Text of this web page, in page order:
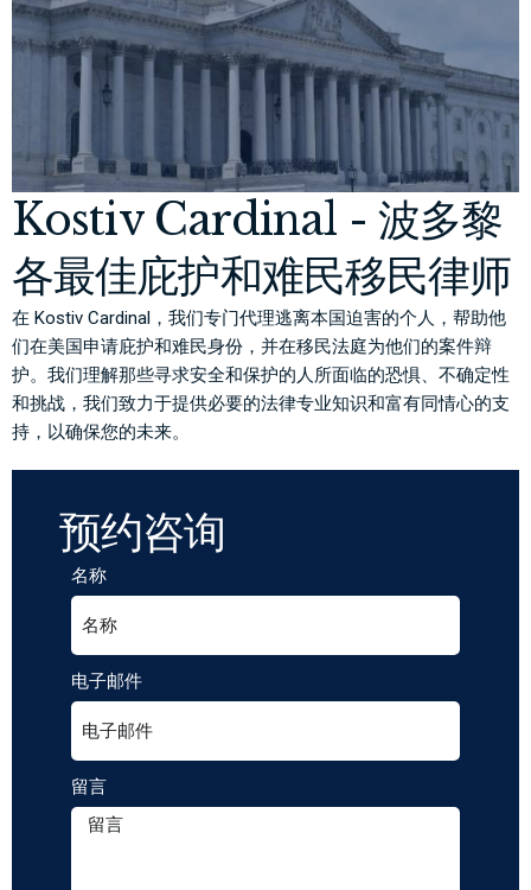
Kostiv Cardinal - 波多黎
各最佳庇护和难民移民律师
在 Kostiv Cardinal，我们专门代理逃离本国迫害的个人，帮助他
们在美国申请庇护和难民身份，并在移民法庭为他们的案件辩
护。我们理解那些寻求安全和保护的人所面临的恐惧、不确定性
和挑战，我们致力于提供必要的法律专业知识和富有同情心的支
持，以确保您的未来。
预约咨询
名称
电子邮件
留言